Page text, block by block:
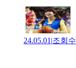
24.05.01 |조회수